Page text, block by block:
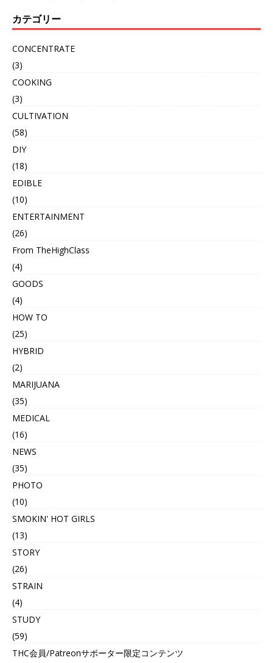
カテゴリー
CONCENTRATE
(3)
COOKING
(3)
CULTIVATION
(58)
DIY
(18)
EDIBLE
(10)
ENTERTAINMENT
(26)
From TheHighClass
(4)
GOODS
(4)
HOW TO
(25)
HYBRID
(2)
MARIJUANA
(35)
MEDICAL
(16)
NEWS
(35)
PHOTO
(10)
SMOKIN' HOT GIRLS
(13)
STORY
(26)
STRAIN
(4)
STUDY
(59)
THC会員/Patreonサポーター限定コンテンツ